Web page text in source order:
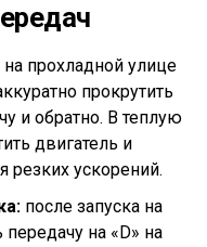
на прохладной улице
прокрутить
и обратно. В теплую
двигатель и
резких ускорений.
после запуска на
на «D» на